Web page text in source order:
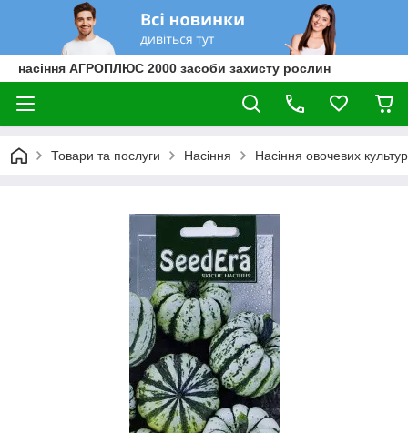
насіння АГРОПЛЮС 2000 засоби захисту рослин
Товари та послуги Насіння Насіння овочевих культур